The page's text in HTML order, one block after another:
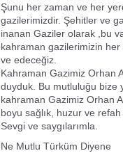
Şunu her zaman ve her
gazilerimizdir. Şehitler ve
inanan Gaziler olarak ,bu
kahraman gazilerimizin
ve edeceğiz.
Kahraman Gazimiz Orhan
duyduk. Bu mutluluğu bize
kahraman Gazimiz Orhan
boyu sağlık, huzur ve
Sevgi ve saygılarımla.
Ne Mutlu Türküm Diyene